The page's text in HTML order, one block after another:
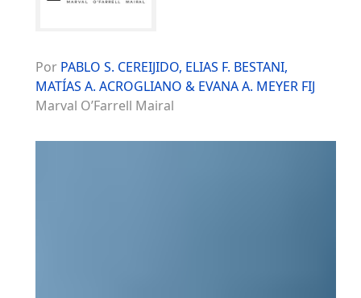
Por PABLO S. CEREIJIDO, ELIAS F. BESTANI,
MATÍAS A. ACROGLIANO & EVANA A. MEYER FIJ
Marval O’Farrell Mairal